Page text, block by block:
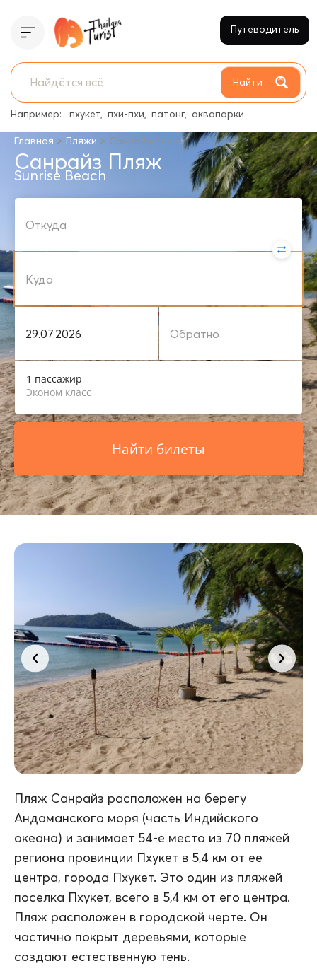
Найти
Например: пхукет пхи-пхи патонг аквапарки
Путеводитель
Главная > Пляжи > Санрайз Пляж
Санрайз Пляж
Sunrise Beach
1 пассажир
Эконом класс
Найти билеты
Пляж Санрайз расположен на берегу
Андаманского моря (часть Индийского
океана) и занимает 54-е место из 70 пляжей
региона провинции Пхукет в 5,4 км от ее
центра, города Пхукет. Это один из пляжей
поселка Пхукет, всего в 5,4 км от его центра.
Пляж расположен в городской черте. Он
частично покрыт деревьями, которые
создают естественную тень.